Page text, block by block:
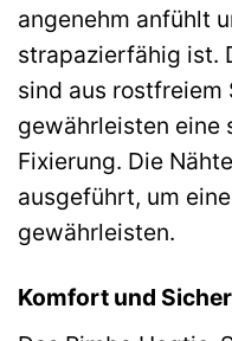
angenehm anfühlt
strapazierfähig ist.
sind aus
gewährleisten eine
Fixierung. Die
ausgeführt, um
gewährleisten.
Komfort und